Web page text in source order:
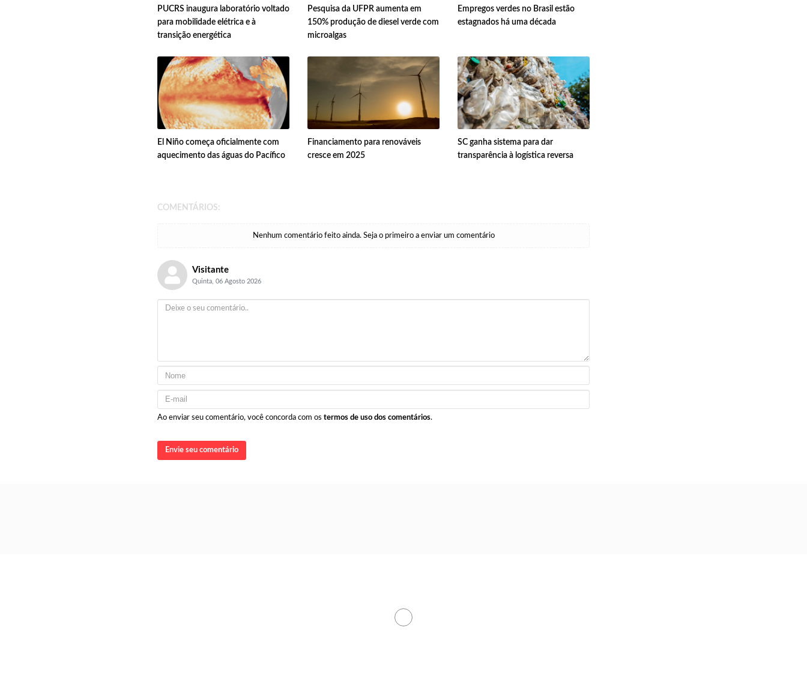
PUCRS inaugura laboratório voltado
para mobilidade elétrica e à
transição energética
Pesquisa da UFPR aumenta em
150% produção de diesel verde com
microalgas
Empregos verdes no Brasil estão
estagnados há uma década
El Niño começa oficialmente com
aquecimento das águas do Pacífico
Financiamento para renováveis
cresce em 2025
SC ganha sistema para dar
transparência à logística reversa
COMENTÁRIOS:
Nenhum comentário feito ainda. Seja o primeiro a enviar um comentário
Visitante
Quinta, 06 Agosto 2026
Ao enviar seu comentário, você concorda com os termos de uso dos comentários.
Envie seu comentário